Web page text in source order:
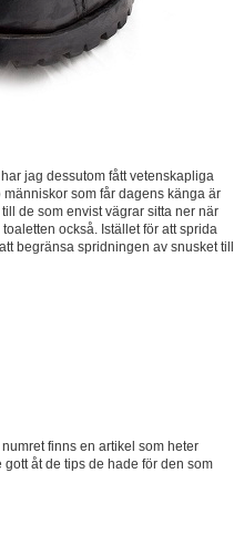
jag dessutom fått vetenskapliga
som får dagens känga är
de som envist vägrar sitta ner när
också. Istället för att sprida
begränsa spridningen av snusket till
finns en artikel som heter
gott åt de tips de hade för den som